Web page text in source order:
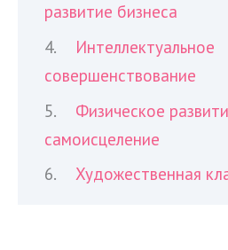
развитие бизнеса
Интеллектуальное
совершенствование
Физическое
самоисцеление
Художественная